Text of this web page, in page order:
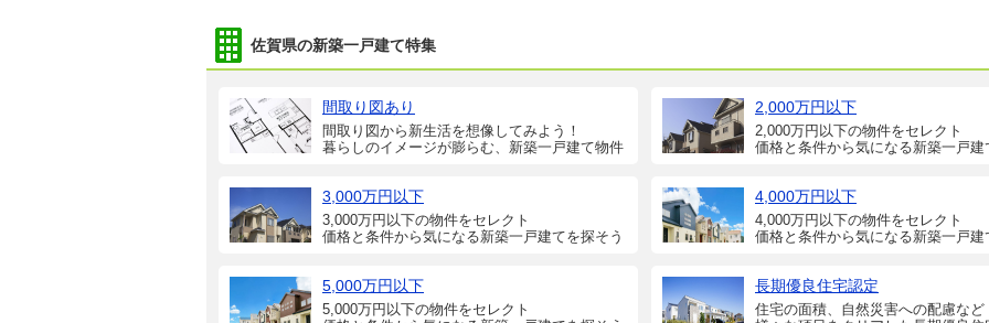
佐賀県の新築一戸建て特集
間取り図あり
間取り図から新生活を想像してみよう！
暮らしのイメージが膨らむ、新築一戸建て物件
2,000万円以下
2,000万円以下の物件をセレクト
価格と条件から気になる新築一戸建
3,000万円以下
3,000万円以下の物件をセレクト
価格と条件から気になる新築一戸建てを探そう
4,000万円以下
4,000万円以下の物件をセレクト
価格と条件から気になる新築一戸建
5,000万円以下
5,000万円以下の物件をセレクト
長期優良住宅認定
住宅の面積、自然災害への配慮など